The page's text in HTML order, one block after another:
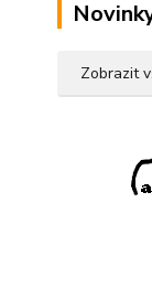
Zobrazit